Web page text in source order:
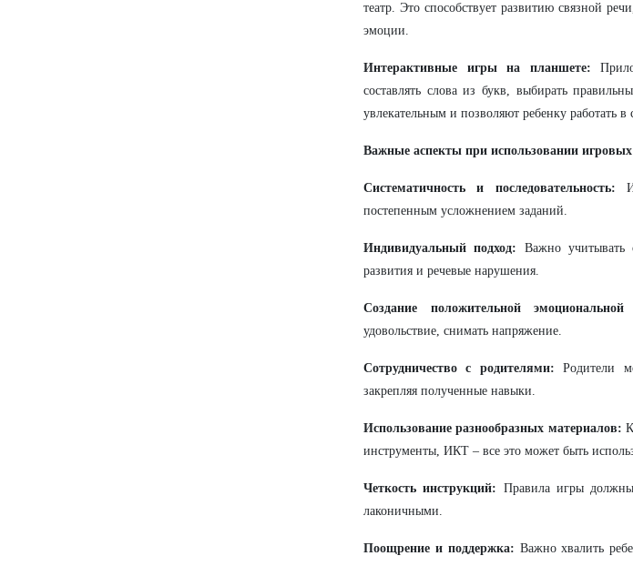
театр. Это способствует развитию связной
эмоции.
Интерактивные игры на планшете:
составлять слова из букв, выбирать
увлекательным и позволяют ребенку работать в
Важные аспекты при использовании игровых
Систематичность и последовательность:
постепенным усложнением заданий.
Индивидуальный подход: Важно учитывать
развития и речевые нарушения.
Создание положительной
удовольствие, снимать напряжение.
Сотрудничество с родителями: Родители
закрепляя полученные навыки.
Использование разнообразных материалов:
инструменты, ИКТ – все это может быть
Четкость инструкций: Правила игры
лаконичными.
Поощрение и поддержка: Важно хвалить